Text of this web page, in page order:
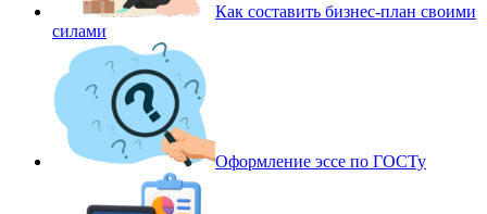
Как составить бизнес-план своими
силами
Оформление эссе по ГОСТу